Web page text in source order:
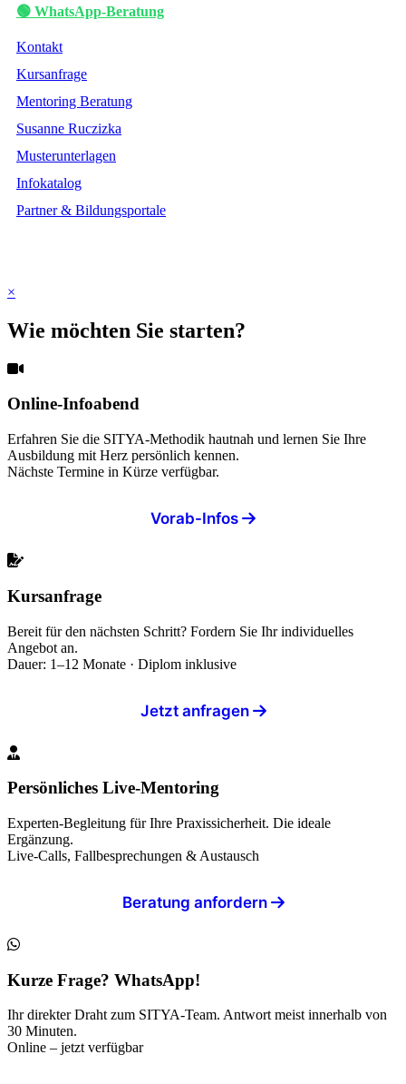
🟢 WhatsApp-Beratung
Kontakt
Kursanfrage
Mentoring Beratung
Susanne Ruczizka
Musterunterlagen
Infokatalog
Partner & Bildungsportale
×
Wie möchten Sie starten?
Online-Infoabend
Erfahren Sie die SITYA-Methodik hautnah und lernen Sie Ihre
Ausbildung mit Herz persönlich kennen.
Nächste Termine in Kürze verfügbar.
Vorab-Infos
Kursanfrage
Bereit für den nächsten Schritt? Fordern Sie Ihr individuelles
Angebot an.
Dauer: 1–12 Monate · Diplom inklusive
Jetzt anfragen
Persönliches Live-Mentoring
Experten-Begleitung für Ihre Praxissicherheit. Die ideale
Ergänzung.
Live-Calls, Fallbesprechungen & Austausch
Beratung anfordern
Kurze Frage? WhatsApp!
Ihr direkter Draht zum SITYA-Team. Antwort meist innerhalb von
30 Minuten.
Online – jetzt verfügbar